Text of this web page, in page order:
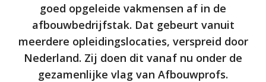
goed opgeleide vakmensen af in de
afbouwbedrijfstak. Dat gebeurt vanuit
meerdere opleidingslocaties, verspreid door
Nederland. Zij doen dit vanaf nu onder de
gezamenlijke vlag van Afbouwprofs.